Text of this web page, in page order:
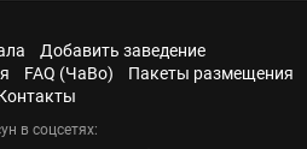
Добавить заведение
FAQ (ЧаВо)
Пакеты размещения
в соцсетях: